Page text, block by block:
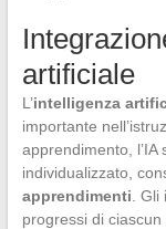
artificiale
L’intelligenza
importante
apprendimento,
individualizzato,
apprendimenti .
progressi di